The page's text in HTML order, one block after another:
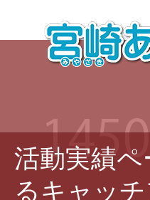
活動実績
るキャッ